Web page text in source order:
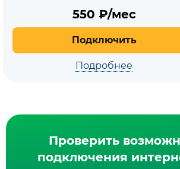
550 ₽/мес
Подключить
Подробнее
Проверить
подключения